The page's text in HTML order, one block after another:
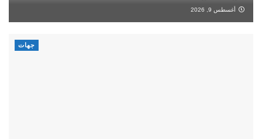
أغسطس 9, 2026
جهات